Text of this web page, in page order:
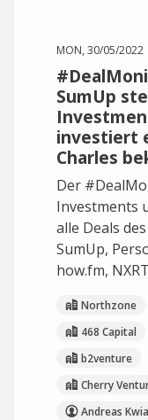
MON, 30/05/2022
SumUp
investiert
Charles
Der
Investments
alle Deals
SumUp,
how.fm,
Northzone
468 Capital
b2venture
Cherry
Andreas